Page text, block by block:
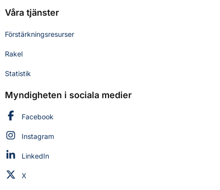
Våra tjänster
Förstärkningsresurser
Rakel
Statistik
Myndigheten i sociala medier
Myndigheten för civilt försvar på
Facebook
Myndigheten för civilt försvar på
Instagram
Myndigheten för civilt försvar på
LinkedIn
Myndigheten för civilt försvar på
X